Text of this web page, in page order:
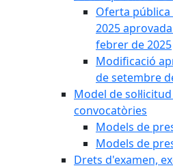
Oferta
2025
febrer de 2025
Modificació
de setembre
Model de
convocatòries
Models de
Models de
Drets d'examen,